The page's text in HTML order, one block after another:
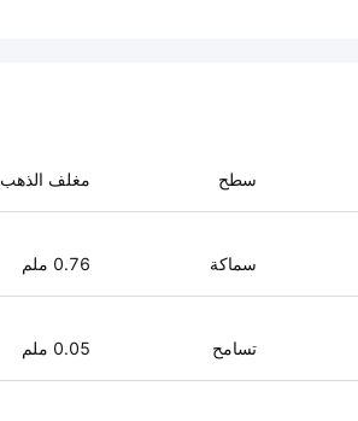
سطح مغلف الذهب
سماكة 0.76 ملم
تسامح 0.05 ملم